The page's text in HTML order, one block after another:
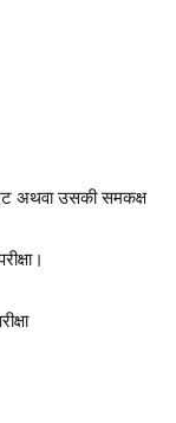
अथवा उसकी समकक्ष